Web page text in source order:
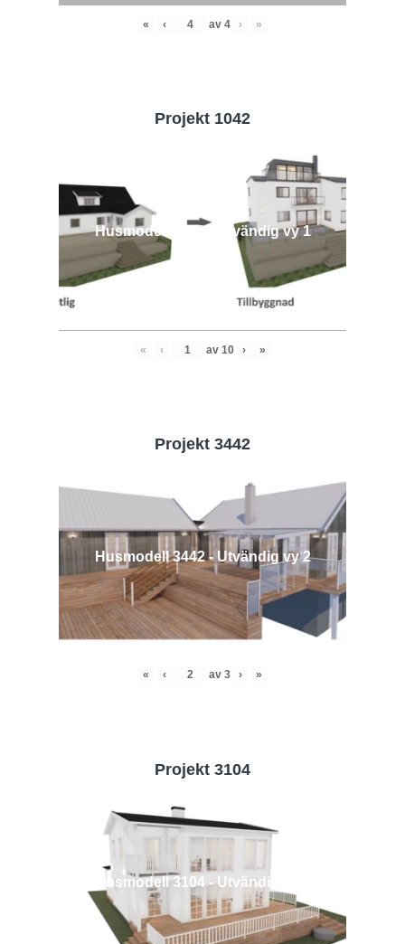
« ‹ av 4 › »
Projekt 1042
Husmodell 1042 - Utvändig vy 1
« ‹ av 10 › »
Projekt 3442
Husmodell 3442 - Utvändig vy 2
« ‹ av 3 › »
Projekt 3104
Husmodell 3104 - Utvändig vy 2